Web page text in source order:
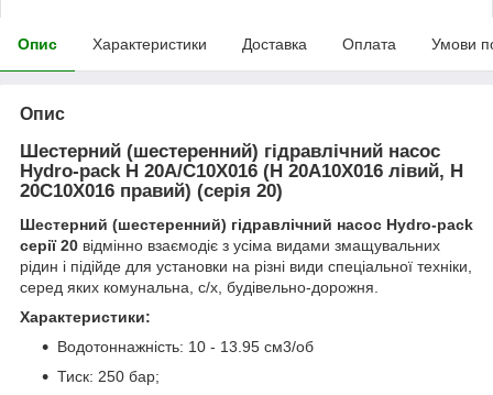
Опис Характеристики Доставка Оплата Умови
Опис
Шестерний (шестеренний) гідравлічний насос
Hydro-pack H 20A/C10X016 (H 20A10X016 лівий, H
20C10X016 правий) (серія 20)
Шестерний (шестеренний) гідравлічний насос Hydro-pack
серії 20 відмінно взаємодіє з усіма видами змащувальних
рідин і підійде для установки на різні види спеціальної техніки,
серед яких комунальна, с/х, будівельно-дорожня.
Характеристики:
Водотоннажність: 10 - 13.95 см3/об
Тиск: 250 бар;